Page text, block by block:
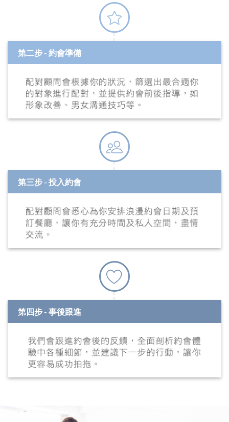
第二步 - 約會準備
第三步 - 投入約會
第四步 - 事後跟進